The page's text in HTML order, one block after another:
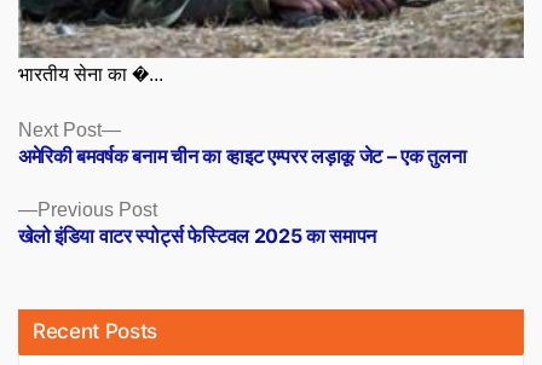
भारतीय सेना का �...
Posts
navigation
Previous PostPrevious
post:
खेलो इंडिया वाटर स्पोर्ट्स फेस्टिवल 2025 का समापन
Next Post
Next
post:
अमेरिकी बमवर्षक बनाम चीन का व्हाइट एम्परर लड़ाकू जेट – एक तुलना
Recent Posts